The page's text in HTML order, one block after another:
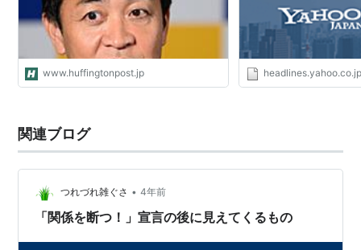
www.huffingtonpost.jp
関連ブログ
つれづれ雑ぐさ • 4年前
「関係を断つ！」宣言の後に見えてくるもの